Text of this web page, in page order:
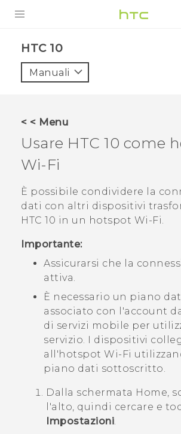
VIVE
VIVERSE
ASSISTENZA
Accessori e dispositivi HTC
HTC 10‎
Manuali
< < Menu
Usare HTC 10 come
Wi‍-Fi
È possibile condividere la
dati con altri dispositivi
HTC 10 in un hotspot Wi‍-Fi.
Importante:
Assicurarsi che la
attiva.
È necessario un piano
associato con l'account
di servizi mobile per
servizio. I dispositivi
all'hotspot Wi‍-Fi
piano dati sottoscritto.
Dalla schermata Home,
l'alto, quindi cercare e
Impostazioni.